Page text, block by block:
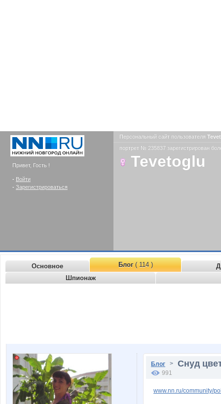
Привет, Гость !
- Войти
- Зарегистрироваться
Персональный сайт пользователя
портрет № 235837 зарегистрирован
Tevetoglu
Основное Блог( 114 )
Шпионаж
Блог > Снуд
991
www.nn.ru/community/